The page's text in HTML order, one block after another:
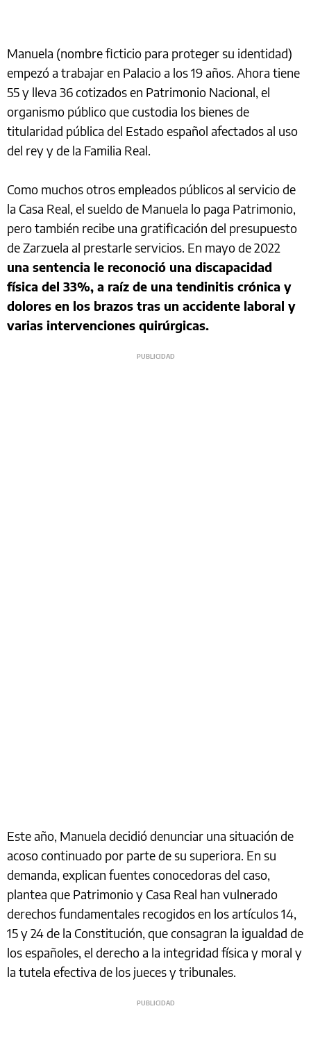
Manuela (nombre ficticio para proteger su identidad)
empezó a trabajar en Palacio a los 19 años. Ahora tiene
55 y lleva 36 cotizados en Patrimonio Nacional, el
organismo público que custodia los bienes de
titularidad pública del Estado español afectados al uso
del rey y de la Familia Real.
Como muchos otros empleados públicos al servicio de
la Casa Real, el sueldo de Manuela lo paga Patrimonio,
pero también recibe una gratificación del presupuesto
de Zarzuela al prestarle servicios. En mayo de 2022
una sentencia le reconoció una discapacidad
física del 33%, a raíz de una tendinitis crónica y
dolores en los brazos tras un accidente laboral y
varias intervenciones quirúrgicas.
Este año, Manuela decidió denunciar una situación de
acoso continuado por parte de su superiora. En su
demanda, explican fuentes conocedoras del caso,
plantea que Patrimonio y Casa Real han vulnerado
derechos fundamentales recogidos en los artículos 14,
15 y 24 de la Constitución, que consagran la igualdad de
los españoles, el derecho a la integridad física y moral y
la tutela efectiva de los jueces y tribunales.